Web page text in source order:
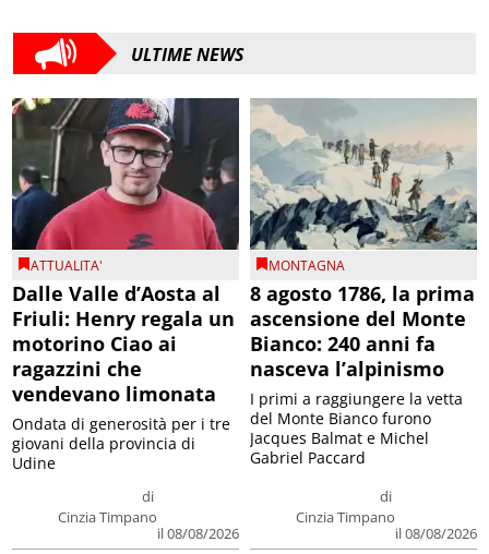
ULTIME NEWS
ATTUALITA'
Dalle Valle d’Aosta al
Friuli: Henry regala un
motorino Ciao ai
ragazzini che
vendevano limonata
di
Cinzia Timpano
il 08/08/2026
Ondata di generosità per i tre
giovani della provincia di
Udine
MONTAGNA
8 agosto 1786, la prima
ascensione del Monte
Bianco: 240 anni fa
nasceva l’alpinismo
di
Cinzia Timpano
il 08/08/2026
I primi a raggiungere la vetta
del Monte Bianco furono
Jacques Balmat e Michel
Gabriel Paccard